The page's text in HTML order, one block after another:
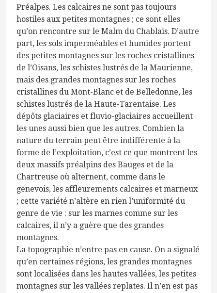
Préalpes. Les calcaires ne sont pas toujours
hostiles aux petites montagnes ; ce sont elles
qu’on rencontre sur le Malm du Chablais. D’autre
part, les sols imperméables et humides portent
des petites montagnes sur les roches cristallines
de l’Oisans, les schistes lustrés de la Maurienne,
mais des grandes montagnes sur les roches
cristallines du Mont-Blanc et de Belledonne, les
schistes lustrés de la Haute-Tarentaise. Les
dépôts glaciaires et fluvio-glaciaires accueillent
les unes aussi bien que les autres. Combien la
nature du terrain peut être indifférente à la
forme de l’exploitation, c’est ce que montrent les
deux massifs préalpins des Bauges et de la
Chartreuse où alternent, comme dans le
genevois, les affleurements calcaires et marneux
; cette variété n’altère en rien l’uniformité du
genre de vie : sur les marnes comme sur les
calcaires, il n’y a guère que des grandes
montagnes.
La topographie n’entre pas en cause. On a signalé
qu’en certaines régions, les grandes montagnes
sont localisées dans les hautes vallées, les petites
montagnes sur les vallées replates. Il n’en est pas